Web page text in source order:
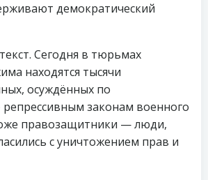
демократический
Сегодня в тюрьмах
находятся тысячи
осуждённых по
законам военного
правозащитники — люди,
с уничтожением прав и